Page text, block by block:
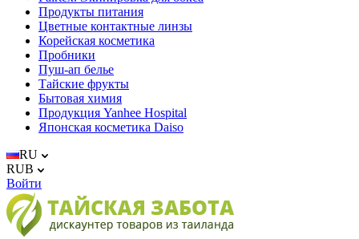
Продукты питания
Цветные контактные линзы
Корейская косметика
Пробники
Пуш-ап белье
Тайские фрукты
Бытовая химия
Продукция Yanhee Hospital
Японская косметика Daiso
RU
RUB
Войти